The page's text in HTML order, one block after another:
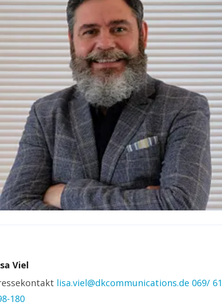
Viel
lisa.viel@dkcommunications.de 069/ 61
180